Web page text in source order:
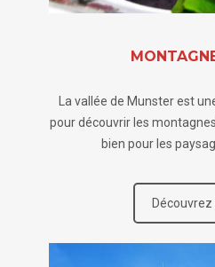
La vallée de Munster est
pour découvrir les
bien pour les